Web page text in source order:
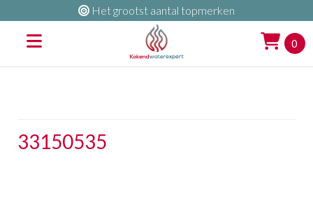
Het grootst aantal topmerken
0
33150535